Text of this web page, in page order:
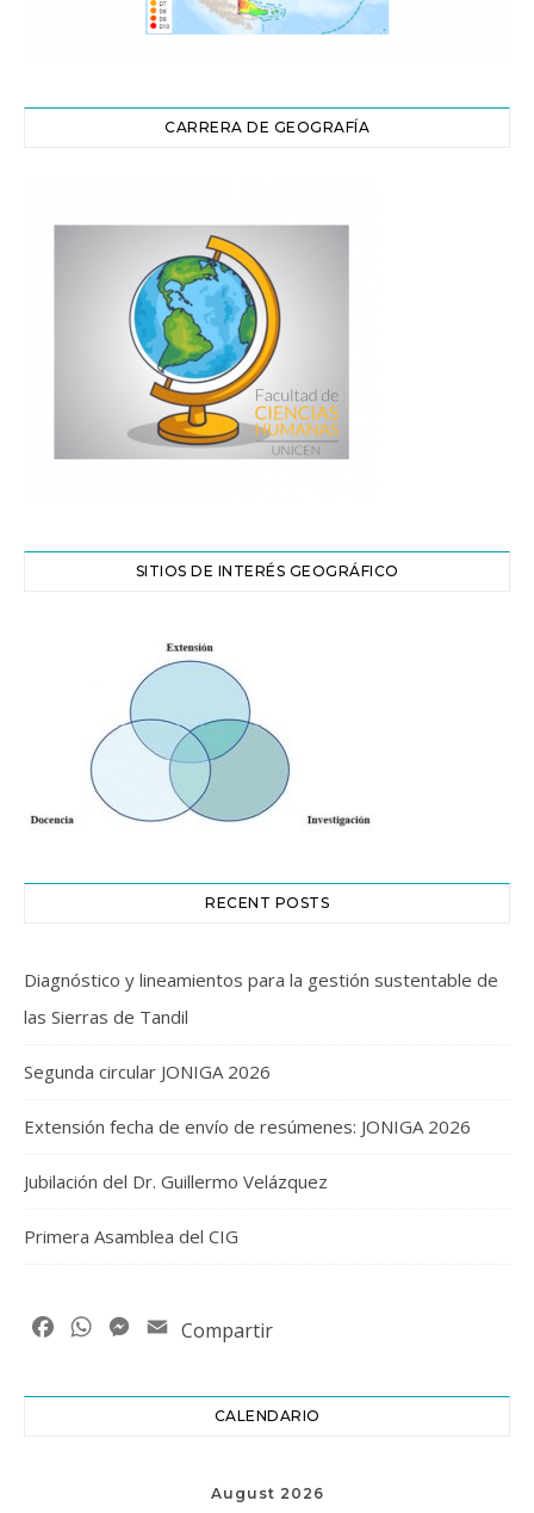
CARRERA DE GEOGRAFÍA
SITIOS DE INTERÉS GEOGRÁFICO
RECENT POSTS
Diagnóstico y lineamientos para la gestión sustentable de
las Sierras de Tandil
Segunda circular JONIGA 2026
Extensión fecha de envío de resúmenes: JONIGA 2026
Jubilación del Dr. Guillermo Velázquez
Primera Asamblea del CIG
FacebookWhatsAppMessenger
Email
Compartir
CALENDARIO
August 2026